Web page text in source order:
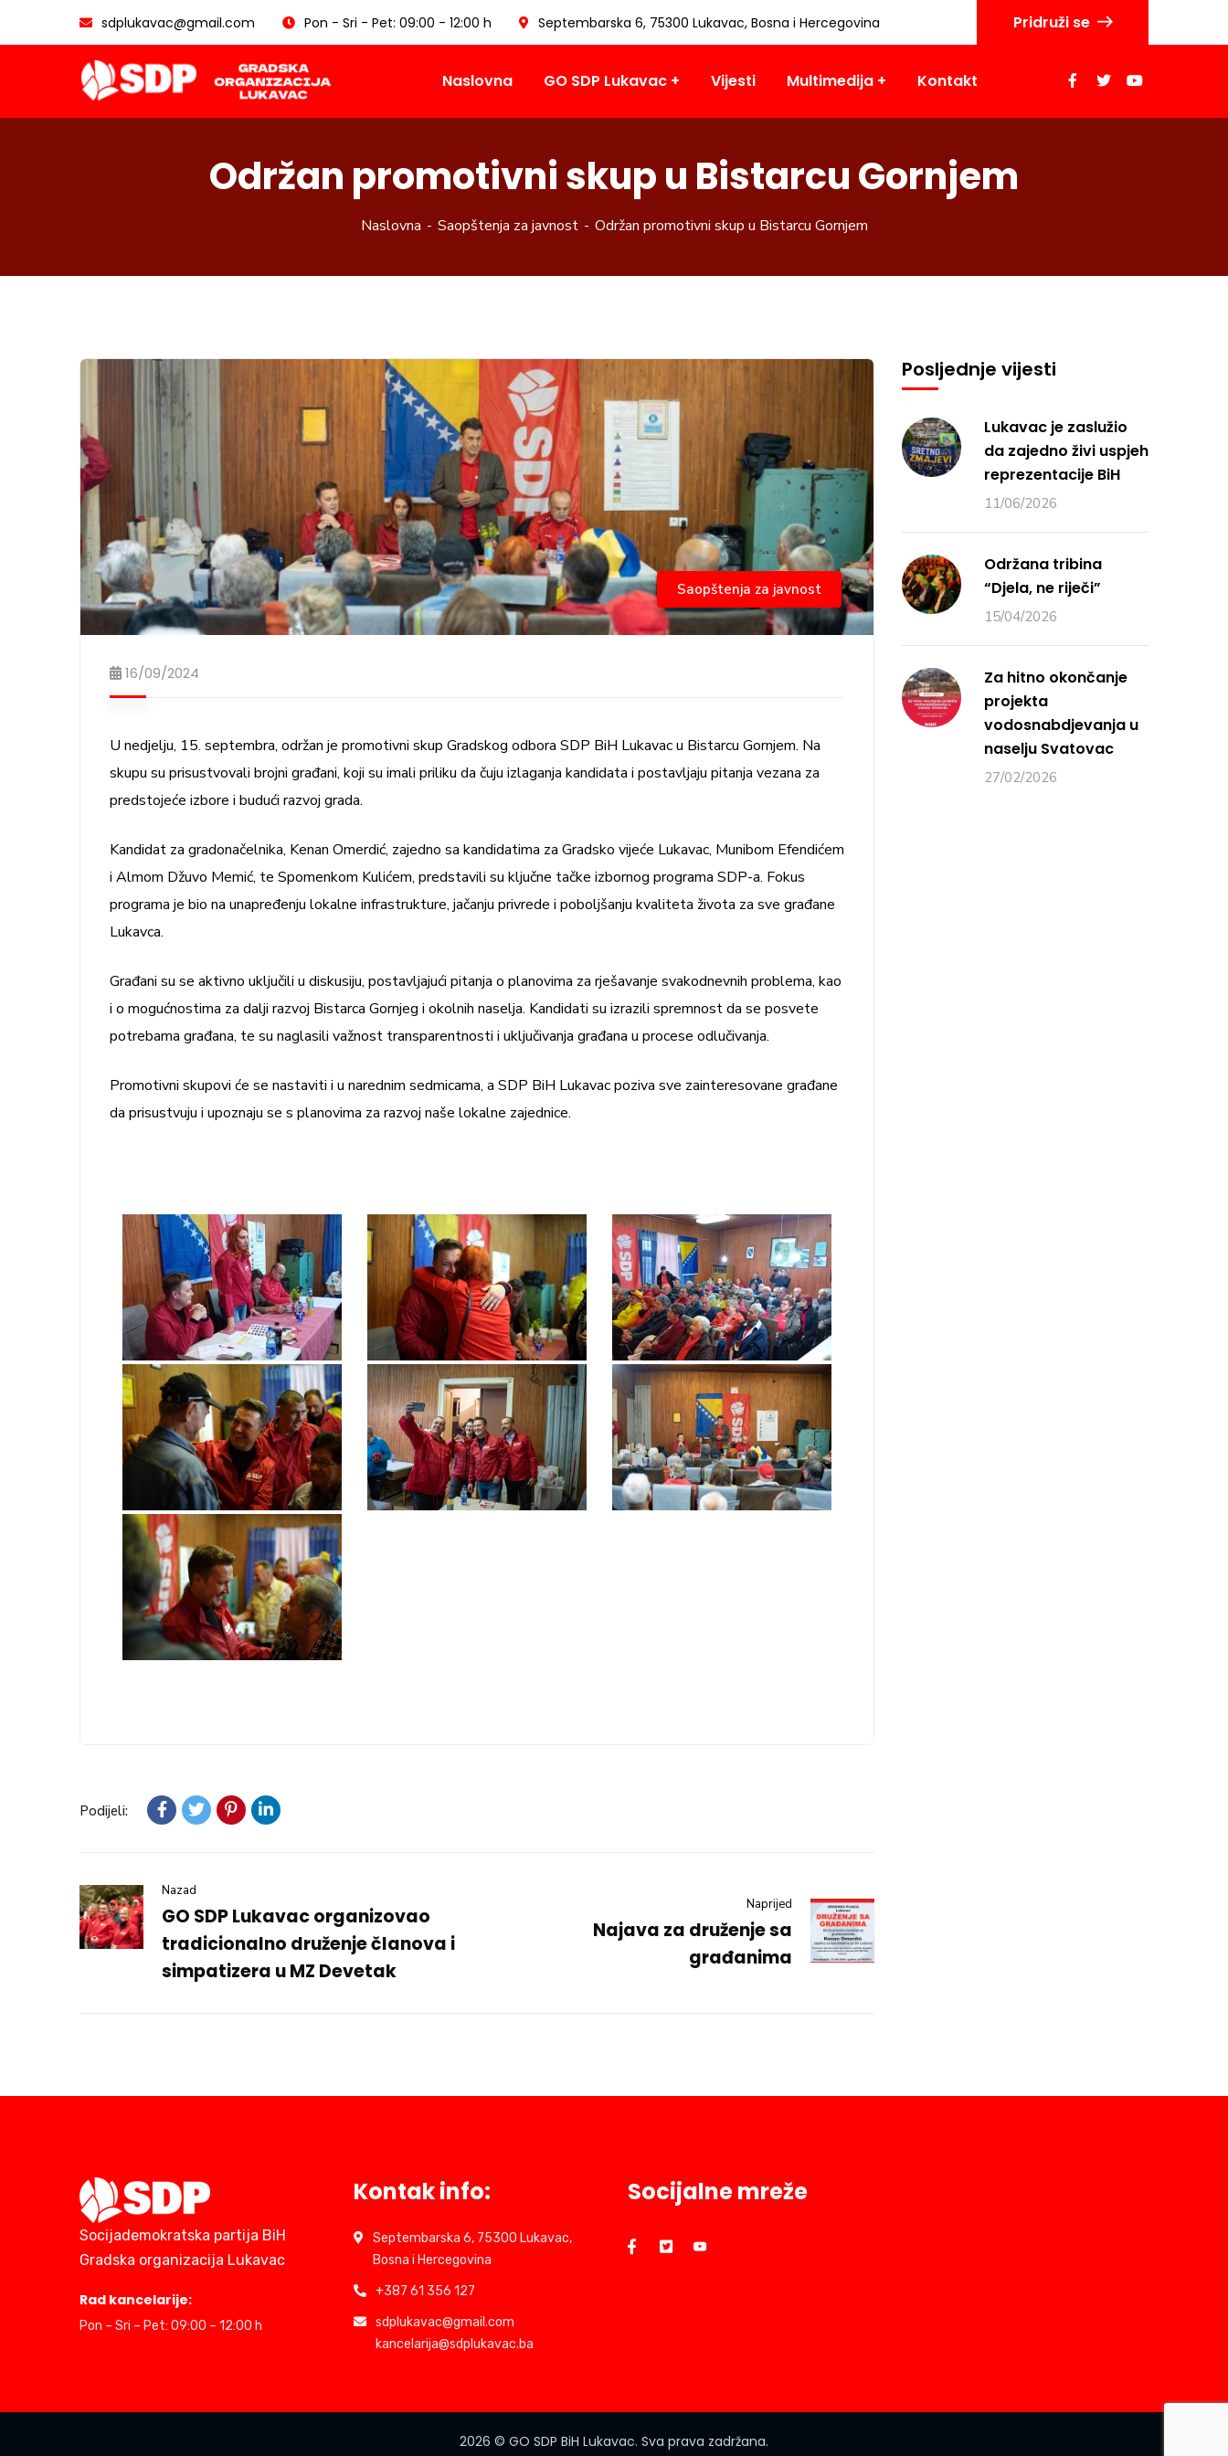
sdplukavac@gmail.com Pon - Sri - Pet: 09:00 - 12:00 h Septembarska 6, 75300 Lukavac, Bosna i Hercegovina Pridruži se
Naslovna GO SDP Lukavac Vijesti Multimedija Kontakt
Održan promotivni skup u Bistarcu Gornjem
Naslovna Saopštenja za javnost Održan promotivni skup u Bistarcu Gornjem
Saopštenja za javnost
16/09/2024
U nedjelju, 15. septembra, održan je promotivni skup Gradskog odbora SDP BiH Lukavac u Bistarcu Gornjem. Na
skupu su prisustvovali brojni građani, koji su imali priliku da čuju izlaganja kandidata i postavljaju pitanja vezana za
predstojeće izbore i budući razvoj grada.
Kandidat za gradonačelnika, Kenan Omerdić, zajedno sa kandidatima za Gradsko vijeće Lukavac, Munibom Efendićem
i Almom Džuvo Memić, te Spomenkom Kulićem, predstavili su ključne tačke izbornog programa SDP-a. Fokus
programa je bio na unapređenju lokalne infrastrukture, jačanju privrede i poboljšanju kvaliteta života za sve građane
Lukavca.
Građani su se aktivno uključili u diskusiju, postavljajući pitanja o planovima za rješavanje svakodnevnih problema, kao
i o mogućnostima za dalji razvoj Bistarca Gornjeg i okolnih naselja. Kandidati su izrazili spremnost da se posvete
potrebama građana, te su naglasili važnost transparentnosti i uključivanja građana u procese odlučivanja.
Promotivni skupovi će se nastaviti i u narednim sedmicama, a SDP BiH Lukavac poziva sve zainteresovane građane
da prisustvuju i upoznaju se s planovima za razvoj naše lokalne zajednice.
Podijeli:
Nazad
GO SDP Lukavac organizovao
tradicionalno druženje članova i
simpatizera u MZ Devetak
Naprijed
Najava za druženje sa
građanima
Posljednje vijesti
Lukavac je zaslužio
da zajedno živi uspjeh
reprezentacije BiH
11/06/2026
Održana tribina
“Djela, ne riječi”
15/04/2026
Za hitno okončanje
projekta
vodosnabdjevanja u
naselju Svatovac
27/02/2026
Socijademokratska partija BiH
Gradska organizacija Lukavac
Rad kancelarije:
Pon – Sri – Pet: 09:00 – 12:00 h
Kontak info:
Septembarska 6, 75300 Lukavac,
Bosna i Hercegovina
+387 61 356 127
sdplukavac@gmail.com
kancelarija@sdplukavac.ba
Socijalne mreže
2026 © GO SDP BiH Lukavac. Sva prava zadržana.